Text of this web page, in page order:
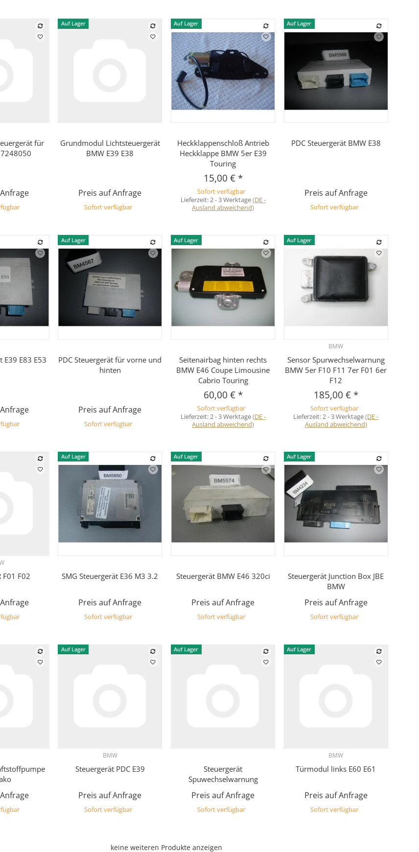
für
Auf Lager
Grundmodul Lichtsteuergerät
BMW E39 E38
Preis auf Anfrage
Sofort verfügbar
Auf Lager
Heckklappenschloß Antrieb
Heckklappe BMW 5er E39
Touring
15,00 € *
Sofort verfügbar
Lieferzeit:2 - 3 Werktage(DE -
Ausland abweichend)
Auf Lager
PDC Steuergerät BMW E38
Preis auf Anfrage
Sofort verfügbar
E39 E83 E53
Auf Lager
PDC Steuergerät für vorne und
hinten
Preis auf Anfrage
Sofort verfügbar
Auf Lager
Seitenairbag hinten rechts
BMW E46 Coupe Limousine
Cabrio Touring
60,00 € *
Sofort verfügbar
Lieferzeit: 2 - 3 Werktage(DE -
Ausland abweichend)
Auf Lager
Vorschau
BMW
Sensor Spurwechselwarnung
BMW 5er F10 F11 7er F01 6er
F12
185,00 € *
Sofort verfügbar
Lieferzeit: 2 - 3 Werktage(DE -
Ausland abweichend)
F01 F02
Auf Lager
SMG Steuergerät E36 M3 3.2
Preis auf Anfrage
Sofort verfügbar
Auf Lager
Steuergerät BMW E46 320ci
Preis auf Anfrage
Sofort verfügbar
Auf Lager
Steuergerät Junction Box JBE
BMW
Preis auf Anfrage
Sofort verfügbar
Auf Lager
Vorschau
BMW
Steuergerät PDC E39
Preis auf Anfrage
Sofort verfügbar
Auf Lager
Steuergerät
Spuwechselwarnung
Preis auf Anfrage
Sofort verfügbar
Auf Lager
Vorschau
BMW
Türmodul links E60 E61
Preis auf Anfrage
Sofort verfügbar
keine weiteren Produkte anzeigen